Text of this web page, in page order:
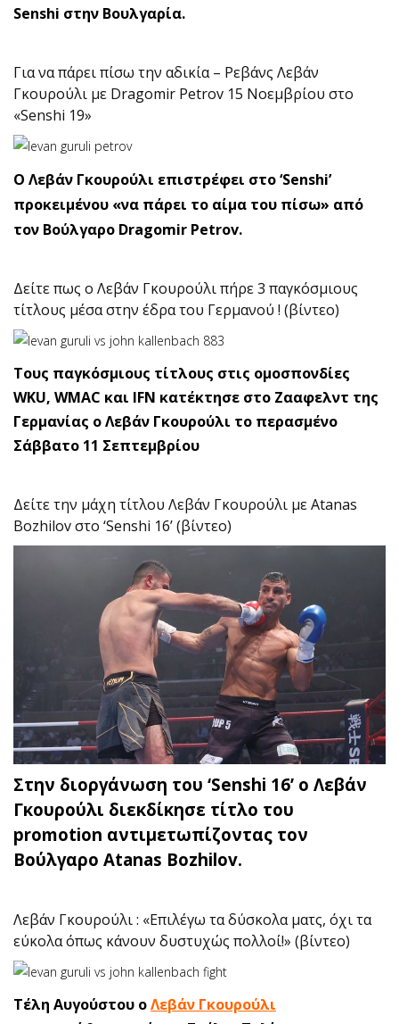
Senshi στην Βουλγαρία.
Για να πάρει πίσω την αδικία – Ρεβάνς Λεβάν
Γκουρούλι με Dragomir Petrov 15 Νοεμβρίου στο
«Senshi 19»
Ο Λεβάν Γκουρούλι επιστρέφει στο ‘Senshi’
προκειμένου «να πάρει το αίμα του πίσω» από
τον Βούλγαρο Dragomir Petrov.
Δείτε πως ο Λεβάν Γκουρούλι πήρε 3 παγκόσμιους
τίτλους μέσα στην έδρα του Γερμανού ! (βίντεο)
Τους παγκόσμιους τίτλους στις ομοσπονδίες
WKU, WMAC και IFN κατέκτησε στο Ζααφελντ της
Γερμανίας ο Λεβάν Γκουρούλι το περασμένο
Σάββατο 11 Σεπτεμβρίου
Δείτε την μάχη τίτλου Λεβάν Γκουρούλι με Atanas
Bozhilov στο ‘Senshi 16’ (βίντεο)
Στην διοργάνωση του ‘Senshi 16’ ο Λεβάν
Γκουρούλι διεκδίκησε τίτλο του
promotion αντιμετωπίζοντας τον
Βούλγαρο Atanas Bozhilov.
Λεβάν Γκουρούλι : «Επιλέγω τα δύσκολα ματς, όχι τα
εύκολα όπως κάνουν δυστυχώς πολλοί!» (βίντεο)
Τέλη Αυγούστου οΛεβάν Γκουρούλι